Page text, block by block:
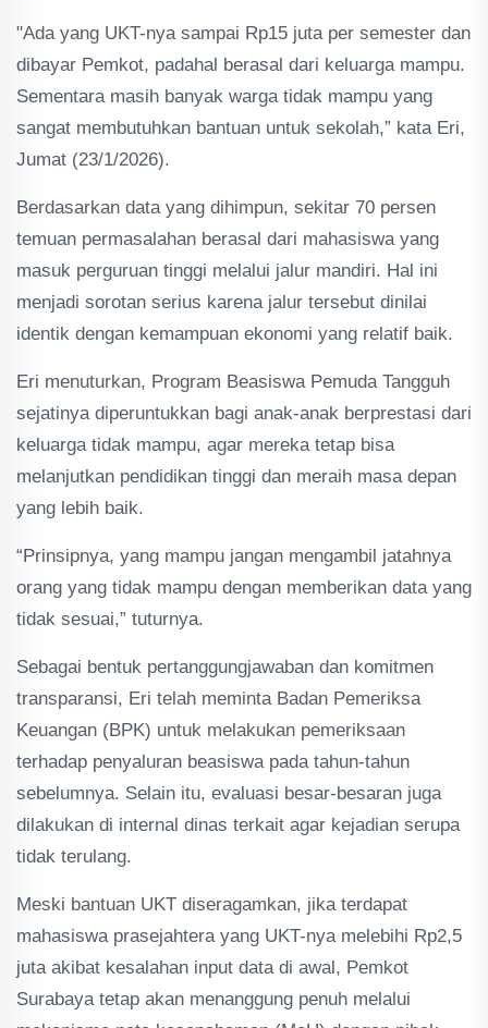
"Ada yang UKT-nya sampai Rp15 juta per semester dan
dibayar Pemkot, padahal berasal dari keluarga mampu.
Sementara masih banyak warga tidak mampu yang
sangat membutuhkan bantuan untuk sekolah,” kata Eri,
Jumat (23/1/2026).
Berdasarkan data yang dihimpun, sekitar 70 persen
temuan permasalahan berasal dari mahasiswa yang
masuk perguruan tinggi melalui jalur mandiri. Hal ini
menjadi sorotan serius karena jalur tersebut dinilai
identik dengan kemampuan ekonomi yang relatif baik.
Eri menuturkan, Program Beasiswa Pemuda Tangguh
sejatinya diperuntukkan bagi anak-anak berprestasi dari
keluarga tidak mampu, agar mereka tetap bisa
melanjutkan pendidikan tinggi dan meraih masa depan
yang lebih baik.
“Prinsipnya, yang mampu jangan mengambil jatahnya
orang yang tidak mampu dengan memberikan data yang
tidak sesuai,” tuturnya.
Sebagai bentuk pertanggungjawaban dan komitmen
transparansi, Eri telah meminta Badan Pemeriksa
Keuangan (BPK) untuk melakukan pemeriksaan
terhadap penyaluran beasiswa pada tahun-tahun
sebelumnya. Selain itu, evaluasi besar-besaran juga
dilakukan di internal dinas terkait agar kejadian serupa
tidak terulang.
Meski bantuan UKT diseragamkan, jika terdapat
mahasiswa prasejahtera yang UKT-nya melebihi Rp2,5
juta akibat kesalahan input data di awal, Pemkot
Surabaya tetap akan menanggung penuh melalui